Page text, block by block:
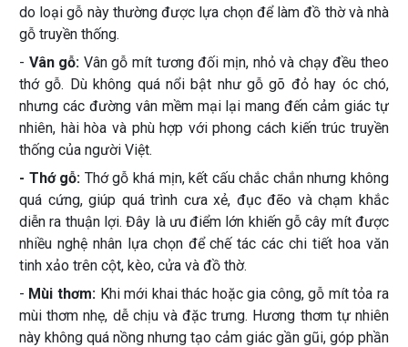
do loại gỗ này thường được lựa chọn để làm đồ thờ và nhà
gỗ truyền thống.
- Vân gỗ: Vân gỗ mít tương đối mịn, nhỏ và chạy đều theo
thớ gỗ. Dù không quá nổi bật như gỗ gõ đỏ hay óc chó,
nhưng các đường vân mềm mại lại mang đến cảm giác tự
nhiên, hài hòa và phù hợp với phong cách kiến trúc truyền
thống của người Việt.
- Thớ gỗ: Thớ gỗ khá mịn, kết cấu chắc chắn nhưng không
quá cứng, giúp quá trình cưa xẻ, đục đẽo và chạm khắc
diễn ra thuận lợi. Đây là ưu điểm lớn khiến gỗ cây mít được
nhiều nghệ nhân lựa chọn để chế tác các chi tiết hoa văn
tinh xảo trên cột, kèo, cửa và đồ thờ.
- Mùi thơm: Khi mới khai thác hoặc gia công, gỗ mít tỏa ra
mùi thơm nhẹ, dễ chịu và đặc trưng. Hương thơm tự nhiên
này không quá nồng nhưng tạo cảm giác gần gũi, góp phần